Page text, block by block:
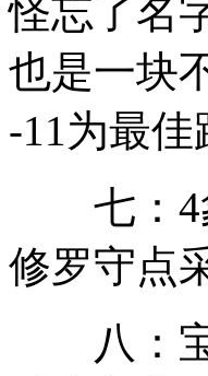
怪忘了名
也是一块
-11为最
七：4象
修罗守点
八：宝